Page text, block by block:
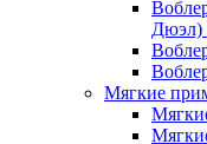
Дюэл)
Мягкие